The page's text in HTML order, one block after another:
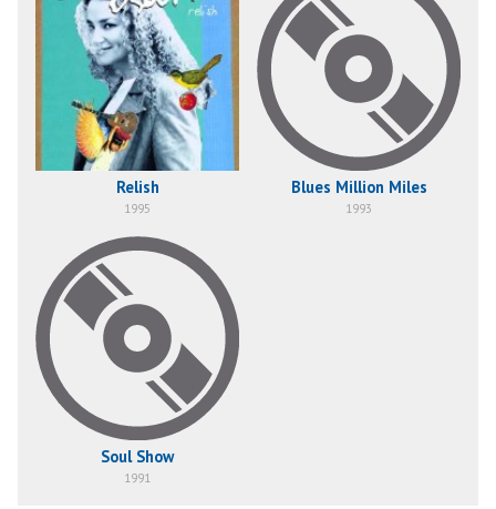
Relish
1995
Blues Million Miles
1993
Soul Show
1991